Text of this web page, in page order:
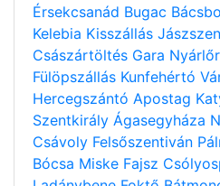
Érsekcsanád Bugac
Kelebia Kisszállás
Császártöltés Gara
Fülöpszállás Kunfehértó
Hercegszántó Apostag
Szentkirály Ágasegyháza
Csávoly Felsőszentiván
Bócsa Miske Fajsz